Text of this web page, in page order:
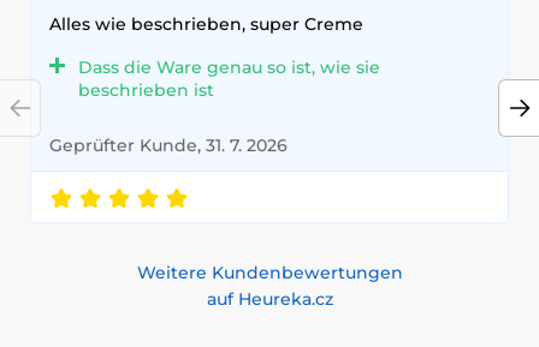
und gleichzeitig sanfte Lösungen – meist ohne starke
Die Formulierungen enthalten beliebte und wirksame
Inhaltsstoffe wie
Asiatica (Tigergras), fermentierte Extrakte
AHA-/BHA-Säuren– perfekt zur Beruhigung,
Produkte sind zudem
empfindliche Haut geeignet.
Dank leichter Texturen, natürlichen Düften und
hochkonzentrierten Wirkstoffen wird deine tägliche
Alles wie beschrieben, super Creme
Dass die Ware genau so ist, wie sie
beschrieben ist
Geprüfter Kunde, 31. 7. 2026
Weitere Kundenbewertungen
auf Heureka.cz